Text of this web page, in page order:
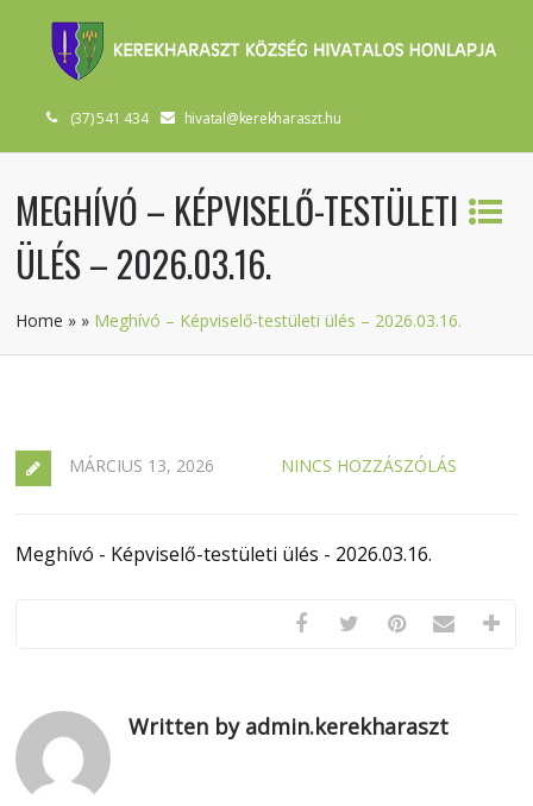
(37) 541 434 hivatal@kerekharaszt.hu
MEGHÍVÓ – KÉPVISELŐ-TESTÜLETI
ÜLÉS – 2026.03.16.
Home » » Meghívó – Képviselő-testületi ülés – 2026.03.16.
MÁRCIUS 13, 2026 NINCS HOZZÁSZÓLÁS
Meghívó - Képviselő-testületi ülés - 2026.03.16.
Written by admin.kerekharaszt